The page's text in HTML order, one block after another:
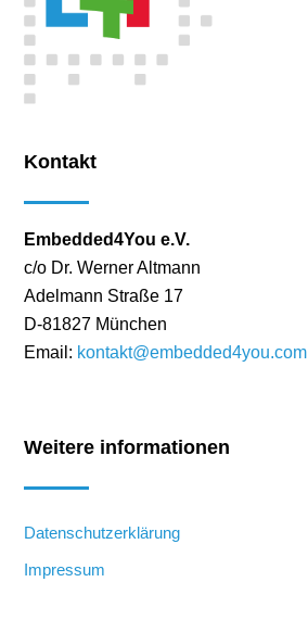
Kontakt
Embedded4You e.V.
c/o Dr. Werner Altmann
Adelmann Straße 17
D-81827 München
Email: kontakt@embedded4you.com
Weitere informationen
Datenschutzerklärung
Impressum